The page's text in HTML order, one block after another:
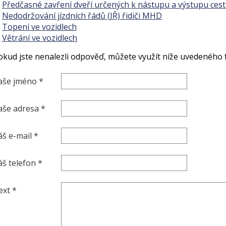
Předčasné zavření dveří určených k nástupu a výstupu
Nedodržování jízdních řádů (JŘ) řidiči MHD
Topení ve vozidlech
Větrání ve vozidlech
jste nenalezli odpověď, můžete využít níže uvedeného
jméno *
adresa *
e-mail *
telefon *
*